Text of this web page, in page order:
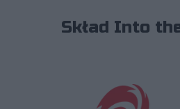
Skład Into